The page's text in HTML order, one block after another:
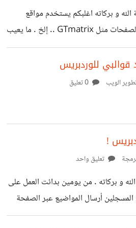
المتصفح , كنت أظن في البداية ان الكائنات داخل الـ Canvas
و بركاته اغلبكم يستخدم مواقع
فحص سرعة تحميل الصفحات مثل GTmatrix .. إلخ . ما يعيب
ليس بدول عربية و لن تعطيك
. المهم اليوم كنت احاول
لاعرف العملاء في بلدي كم تاخد
Date() ; var
window.onload=function () {
للوردبريس
الويب
تعليق واحد
و بركاته . من يومين بدائت العمل على
أرسال المواضيع عبر الصفحة
الرئيسية للموقع Front End بدون الدخول الى شوشرة لوحة